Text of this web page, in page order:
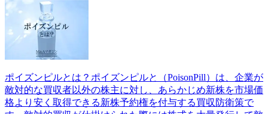
ポイズンピルとは？ポイズンピルと（PoisonPill）は、企業が
敵対的な買収者以外の株主に対し、あらかじめ新株を市場価
格より安く取得できる新株予約権を付与する買収防衛策で